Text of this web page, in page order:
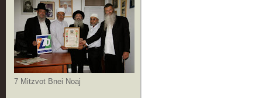
7 Mitzvot Bnei Noaj